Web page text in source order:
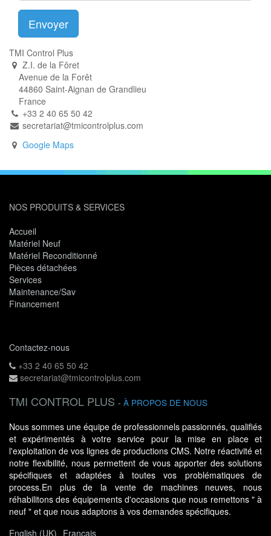
Envoyer
TMI Control Plus
Z.I. de la Fôret
Avenue de la Forêt
44860 Saint-Aignan de Grandlieu
France
+33 2 40 65 50 42
secretariat@tmicontrolplus.com
Google Maps
NOS PRODUITS & SERVICES
Accueil
Matériel Neuf
Matériel Reconditionné
Pièces détachées
Services
Maintenance/Sav
Financement
Contactez-nous
+33 2 40 65 50 42
secretariat@tmicontrolplus.com
TMI CONTROL PLUS - À PROPOS DE NOUS
Nous sommes une équipe de professionnels passionnés, qualifiés
et expérimentés à votre service pour la mise en place et
l'exploitation de vos lignes de productions CMS. Notre réactivité et
notre flexibilité, nous permettent de vous apporter des solutions
spécifiques et adaptées à toutes vos problématiques de
process.En plus de la vente de machines neuves, nous
réhabilitons des équipements d'occasions que nous remettons " à
neuf " et que nous adaptons à vos demandes spécifiques.
English (UK) Français